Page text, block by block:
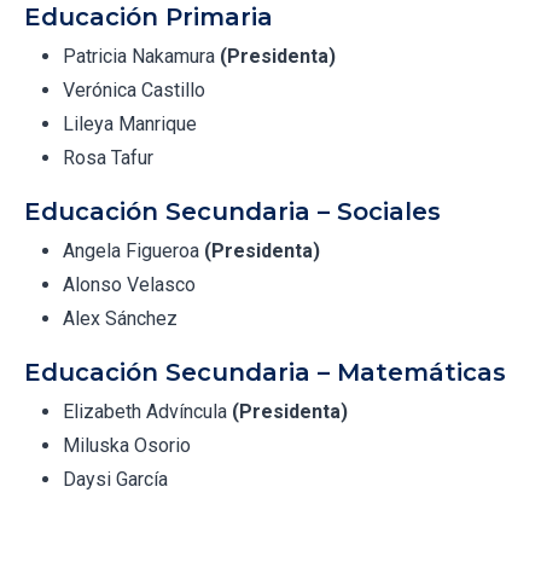
Educación Primaria
Patricia Nakamura (Presidenta)
Verónica Castillo
Lileya Manrique
Rosa Tafur
Educación Secundaria – Sociales
Angela Figueroa (Presidenta)
Alonso Velasco
Alex Sánchez
Educación Secundaria – Matemáticas
Elizabeth Advíncula (Presidenta)
Miluska Osorio
Daysi García